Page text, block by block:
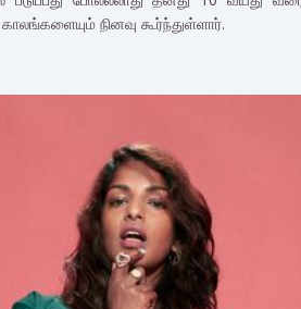
நினவு கூர்ந்துள்ளார்.